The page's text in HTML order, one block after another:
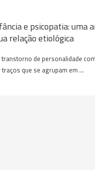
e psicopatia: uma
relação etiológica
de personalidade
que se agrupam em …